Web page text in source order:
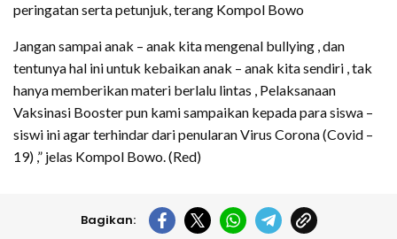
peringatan serta petunjuk, terang Kompol Bowo
Jangan sampai anak – anak kita mengenal bullying , dan
tentunya hal ini untuk kebaikan anak – anak kita sendiri , tak
hanya memberikan materi berlalu lintas , Pelaksanaan
Vaksinasi Booster pun kami sampaikan kepada para siswa –
siswi ini agar terhindar dari penularan Virus Corona (Covid –
19) ,” jelas Kompol Bowo. (Red)
Bagikan: